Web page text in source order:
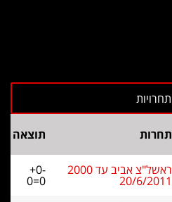
תחרות תוצאה
ראשל"צ אביב עד 2000
20/6/2011
+0-
0=0